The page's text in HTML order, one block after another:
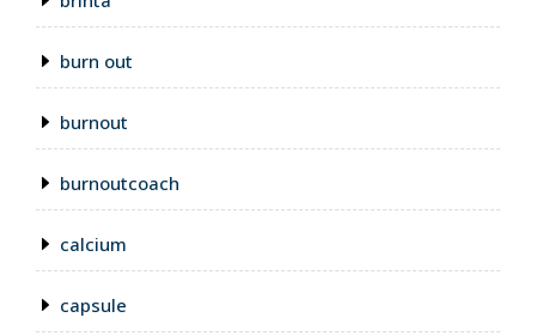
burn out
burnout
burnoutcoach
calcium
capsule